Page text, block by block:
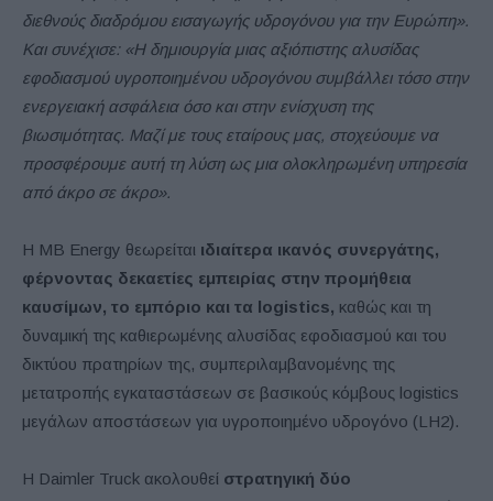
διεθνούς διαδρόμου εισαγωγής υδρογόνου για την Ευρώπη».
Και συνέχισε: «Η δημιουργία μιας αξιόπιστης αλυσίδας
εφοδιασμού υγροποιημένου υδρογόνου συμβάλλει τόσο στην
ενεργειακή ασφάλεια όσο και στην ενίσχυση της
βιωσιμότητας. Μαζί με τους εταίρους μας, στοχεύουμε να
προσφέρουμε αυτή τη λύση ως μια ολοκληρωμένη υπηρεσία
από άκρο σε άκρο».
Η MB Energy θεωρείται ιδιαίτερα ικανός συνεργάτης,
φέρνοντας δεκαετίες εμπειρίας στην προμήθεια
καυσίμων, το εμπόριο και τα logistics, καθώς και τη
δυναμική της καθιερωμένης αλυσίδας εφοδιασμού και του
δικτύου πρατηρίων της, συμπεριλαμβανομένης της
μετατροπής εγκαταστάσεων σε βασικούς κόμβους logistics
μεγάλων αποστάσεων για υγροποιημένο υδρογόνο (LH2).
Η Daimler Truck ακολουθεί στρατηγική δύο